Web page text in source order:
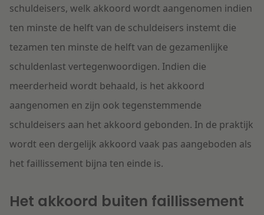
schuldeisers, welk akkoord wordt aangenomen indien
ten minste de helft van de schuldeisers instemt die
tezamen ten minste de helft van de gezamenlijke
schuldenlast vertegenwoordigen. Indien die
meerderheid wordt behaald, is het akkoord
aangenomen en zijn ook tegenstemmende
schuldeisers aan het akkoord gebonden. In de praktijk
wordt een dergelijk akkoord vaak pas aangeboden als
het faillissement bijna ten einde is.
Het akkoord buiten faillissement